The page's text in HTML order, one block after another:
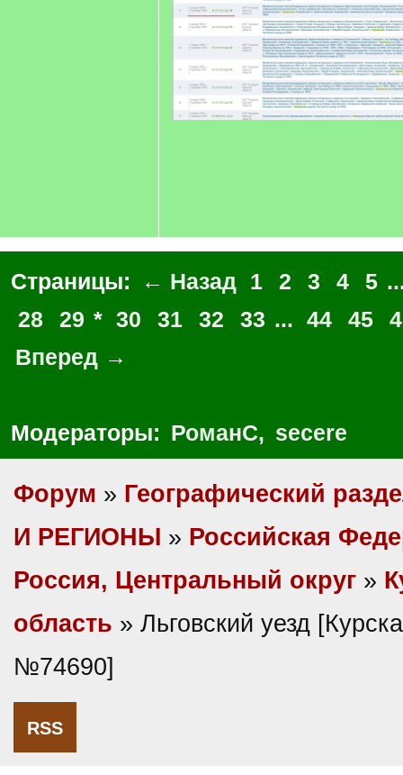
Страницы: ← Назад 1 2 3 4 5
28
29 * 30 31 32 33 ... 44 45
Вперед →
Модераторы: РоманС, secere
Форум » Географический
И РЕГИОНЫ » Российская
Россия, Центральный округ »
область » Льговский уезд
№74690]
RSS